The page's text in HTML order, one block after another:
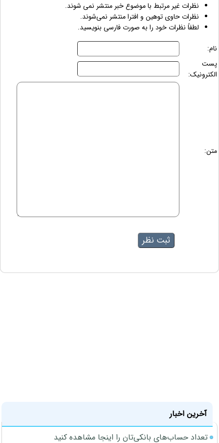
نظرات غیر مرتبط با موضوع خبر منتشر نمی شوند.
نظرات حاوی توهین و افترا منتشر نمی‌شوند.
لطفاً نظرات خود را به صورت فارسی بنویسید.
نام:
پست
الکترونیک:
متن:
آخرین اخبار
تعداد حساب‌های بانکی‌تان را اینجا مشاهده کنید